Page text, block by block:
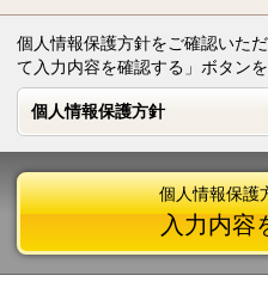
個人情報保護方針をご確認いた
て入力内容を確認する」ボタンを
個人情報保護方針
個人情報保護方針
個人情報保護
入力内容